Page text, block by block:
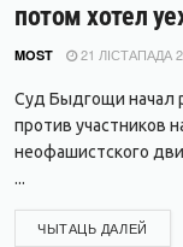
потом хотел
MOST 21 ЛІСТАПАДА
Суд Быдгощи начал
против участников
неофашистского
...
ЧЫТАЦЬ ДАЛЕЙ